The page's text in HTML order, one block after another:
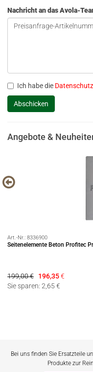
Nachricht an das Avola-
Ich habe die
Angebote &
Art.-Nr.: 8336900
Seitenelemente Beton Profitec
199,00 € 196,35€
Sie sparen: 2,65 €
Bei uns finden Sie Ersatzteile
Produkte zur